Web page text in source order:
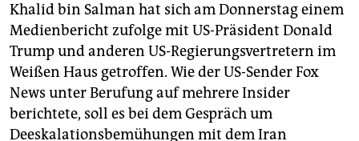
Khalid bin Salman hat sich am Donnerstag einem
Medienbericht zufolge mit US-Präsident Donald
Trump und anderen US-Regierungsvertretern im
Weißen Haus getroffen. Wie der US-Sender Fox
News unter Berufung auf mehrere Insider
berichtete, soll es bei dem Gespräch um
Deeskalationsbemühungen mit dem Iran